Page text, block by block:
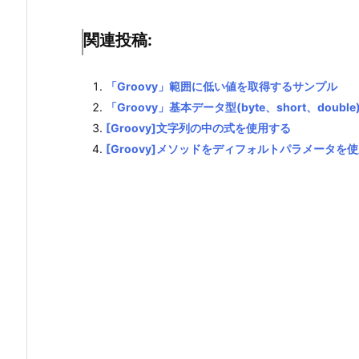
関連投稿:
「Groovy」範囲に低い値を取得するサンプル
「Groovy」基本データ型(byte、short、
[Groovy]文字列の中の式を使用する
[Groovy]メソッドをディフォルトパラメータを